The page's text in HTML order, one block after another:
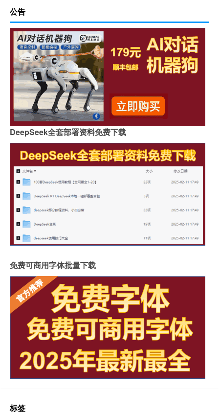
公告
DeepSeek全套部署资料免费下载
免费可商用字体批量下载
标签